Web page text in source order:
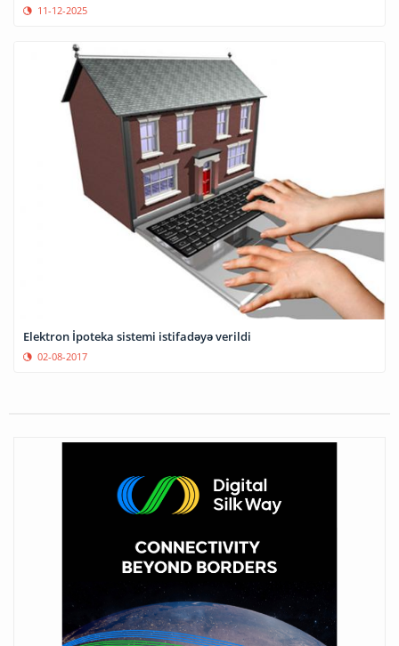
11-12-2025
Elektron İpoteka sistemi istifadəyə verildi
02-08-2017